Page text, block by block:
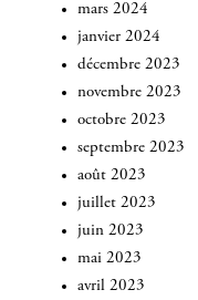
mars 2024
janvier 2024
décembre 2023
novembre 2023
octobre 2023
septembre 2023
août 2023
juillet 2023
juin 2023
mai 2023
avril 2023